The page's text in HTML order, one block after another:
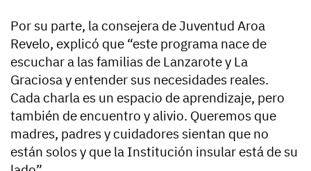
Por su parte, la consejera de Juventud Aroa
Revelo, explicó que “este programa nace de
escuchar a las familias de Lanzarote y La
Graciosa y entender sus necesidades reales.
Cada charla es un espacio de aprendizaje, pero
también de encuentro y alivio. Queremos que
madres, padres y cuidadores sientan que no
están solos y que la Institución insular está de su